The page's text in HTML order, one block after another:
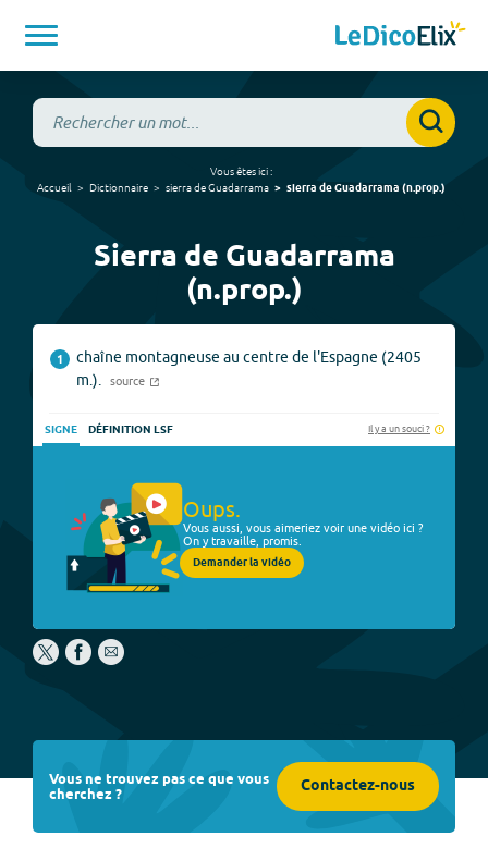
Vous êtes ici :
Accueil
Dictionnaire sierra de Guadarrama sierra de Guadarrama (n.prop.)
Sierra de Guadarrama
(n.prop.)
1
chaîne montagneuse au centre de l'Espagne (2405
m.).
source
SIGNE DÉFINITION LSF Il y a un souci ?
Oups.
Vous aussi, vous aimeriez voir une vidéo ici ?
On y travaille, promis.
Demander la vidéo
Vous ne trouvez pas ce que vous
cherchez ? Contactez-nous